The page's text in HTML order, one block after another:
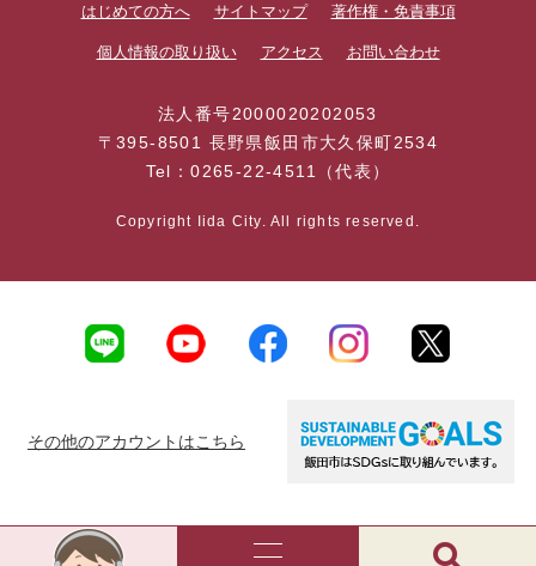
はじめての方へ サイトマップ 著作権・免責事項
個人情報の取り扱い アクセス お問い合わせ
法人番号2000020202053
〒395-8501 長野県飯田市大久保町2534
Tel：0265-22-4511（代表）
Copyright Iida City. All rights reserved.
その他のアカウントはこちら